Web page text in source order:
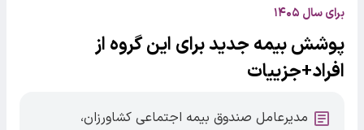
برای سال ۱۴۰۵
پوشش بیمه جدید برای این گروه از
افراد+جزییات
مدیرعامل صندوق بیمه اجتماعی کشاورزان،